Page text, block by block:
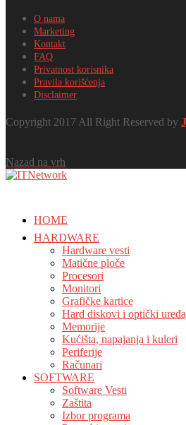
O nama
Marketing
Kontakt
FAQ
Privatnost korisnika
Pravila korišćenja
Disclaimer
Copyright 2017 All Right Reserved by
Nazad na vrh
HOME
HARDWARE
Hardware vesti
Matične ploče
Procesori
Monitori
Grafičke kartice
Hard diskovi i optički
Memorije
Kućišta, napajanja i kuleri
Periferije
Računari
SOFTWARE
Software Vesti
Zaštita
Izbor programa